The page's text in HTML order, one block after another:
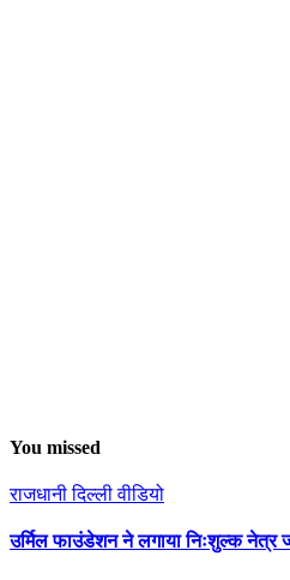
You missed
राजधानी दिल्लीवीडियो
उर्मिल फाउंडेशन ने लगाया निःशुल्क नेत्र